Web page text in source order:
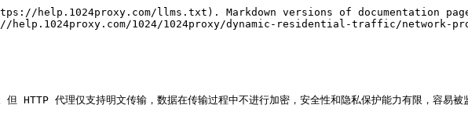
help.1024proxy.com/llms.txt). Markdown versions of documentation
1024/1024proxy/dynamic-residential-traffic/network-
HTTP 代理仅支持明文传输，数据在传输过程中不进行加密，安全性和隐私保护能力有限，容易被